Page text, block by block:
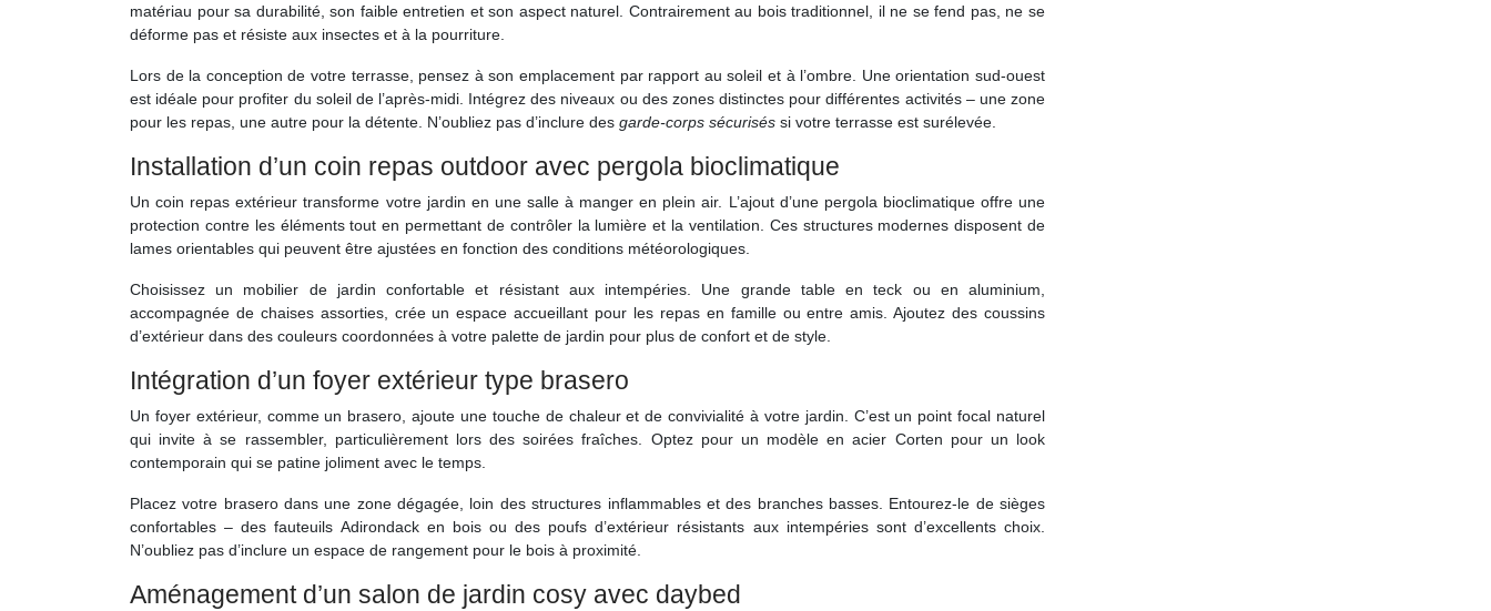
matériau pour sa durabilité, son faible entretien et son aspect naturel. Contrairement au bois traditionnel, il ne se fend pas, ne se
déforme pas et résiste aux insectes et à la pourriture.
Lors de la conception de votre terrasse, pensez à son emplacement par rapport au soleil et à l’ombre. Une orientation sud-ouest
est idéale pour profiter du soleil de l’après-midi. Intégrez des niveaux ou des zones distinctes pour différentes activités – une zone
pour les repas, une autre pour la détente. N’oubliez pas d’inclure des garde-corps sécurisés si votre terrasse est surélevée.
Installation d’un coin repas outdoor avec pergola bioclimatique
Un coin repas extérieur transforme votre jardin en une salle à manger en plein air. L’ajout d’une pergola bioclimatique offre une
protection contre les éléments tout en permettant de contrôler la lumière et la ventilation. Ces structures modernes disposent de
lames orientables qui peuvent être ajustées en fonction des conditions météorologiques.
Choisissez un mobilier de jardin confortable et résistant aux intempéries. Une grande table en teck ou en aluminium,
accompagnée de chaises assorties, crée un espace accueillant pour les repas en famille ou entre amis. Ajoutez des coussins
d’extérieur dans des couleurs coordonnées à votre palette de jardin pour plus de confort et de style.
Intégration d’un foyer extérieur type brasero
Un foyer extérieur, comme un brasero, ajoute une touche de chaleur et de convivialité à votre jardin. C’est un point focal naturel
qui invite à se rassembler, particulièrement lors des soirées fraîches. Optez pour un modèle en acier Corten pour un look
contemporain qui se patine joliment avec le temps.
Placez votre brasero dans une zone dégagée, loin des structures inflammables et des branches basses. Entourez-le de sièges
confortables – des fauteuils Adirondack en bois ou des poufs d’extérieur résistants aux intempéries sont d’excellents choix.
N’oubliez pas d’inclure un espace de rangement pour le bois à proximité.
Aménagement d’un salon de jardin cosy avec daybed